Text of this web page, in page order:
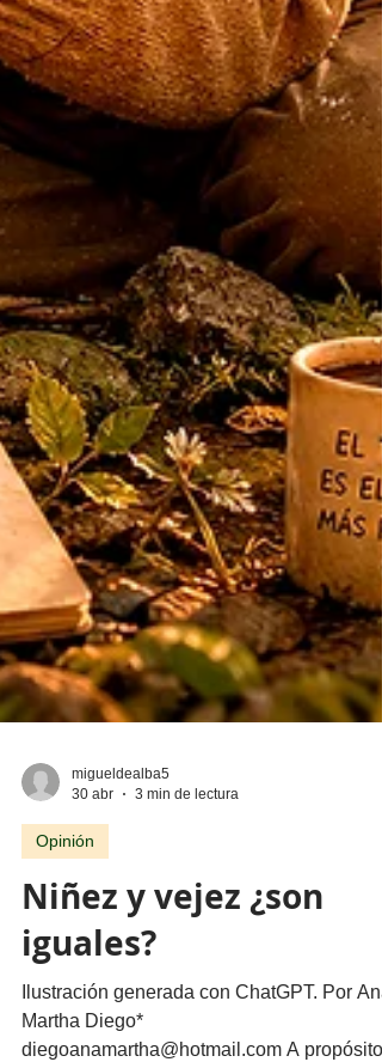
migueldealba5
30 abr
3 min de lectura
Opinión
Niñez y vejez ¿son